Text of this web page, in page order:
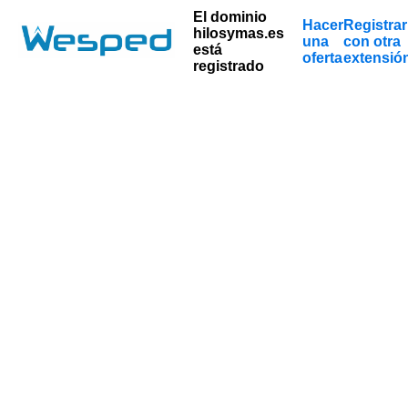
El dominio
hilosymas.es
está
registrado
Hacer
una
oferta
Registrar
con otra